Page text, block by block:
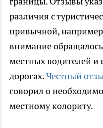
различия с
привычной,
внимание
местных водителей и
дорогах.Честный
говорил о
местному колориту.